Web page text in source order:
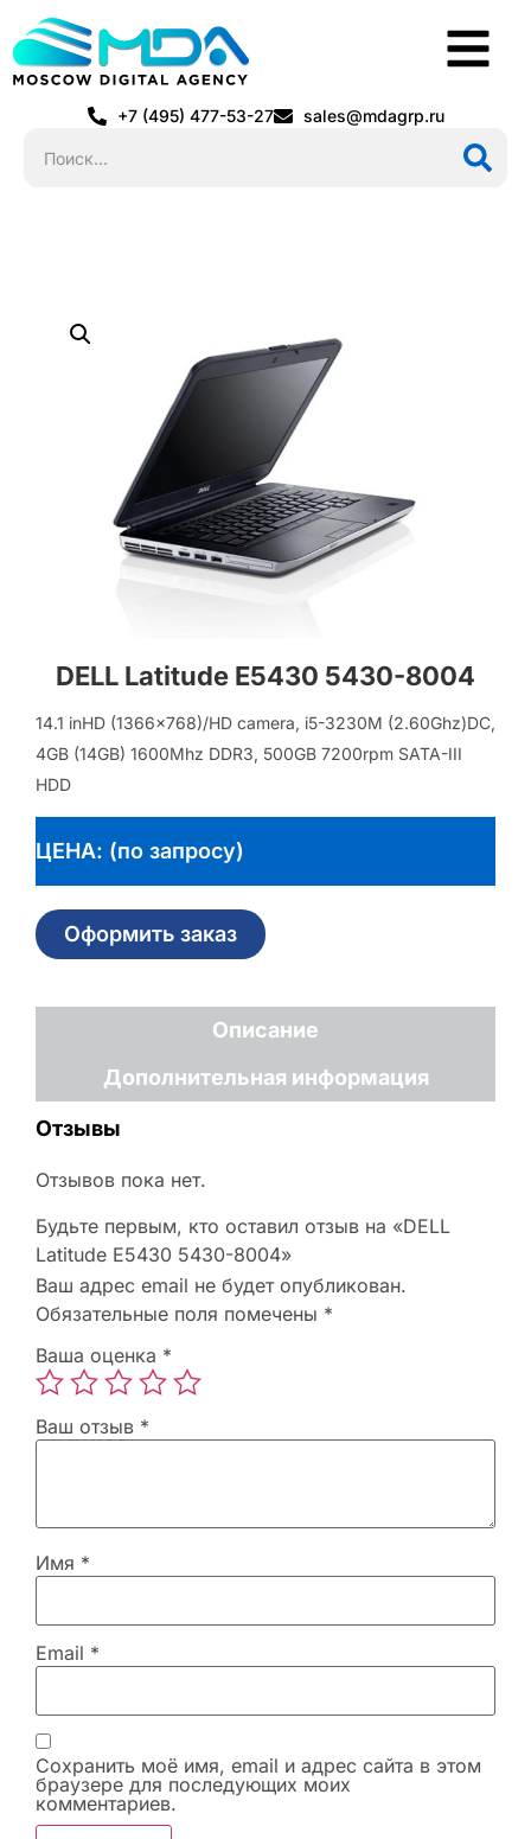
+7 (495) 477-53-27 sales@mdagrp.ru
DELL Latitude E5430 5430-8004
14.1 inHD (1366×768)/HD camera, i5-3230M (2.60Ghz)DC,
4GB (14GB) 1600Mhz DDR3, 500GB 7200rpm SATA-III
HDD
ЦЕНА: (по запросу)
Оформить заказ
Описание
Дополнительная информация
Отзывы
Отзывов пока нет.
Будьте первым, кто оставил отзыв на «DELL
Latitude E5430 5430-8004»
Ваш адрес email не будет опубликован.
Обязательные поля помечены *
Ваша оценка *
Ваш отзыв *
Имя *
Email *
Сохранить моё имя, email и адрес сайта в этом
браузере для последующих моих
комментариев.